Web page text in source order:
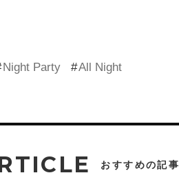
Night Party All Night
おすすめの記事